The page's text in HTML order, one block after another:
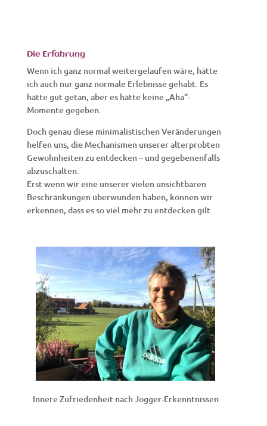
Die Erfahrung
Wenn ich ganz normal weitergelaufen wäre, hätte
ich auch nur ganz normale Erlebnisse gehabt. Es
hätte gut getan, aber es hätte keine „Aha“-
Momente gegeben.
Doch genau diese minimalistischen Veränderungen
helfen uns, die Mechanismen unserer alterprobten
Gewohnheiten zu entdecken – und gegebenenfalls
abzuschalten.
Erst wenn wir eine unserer vielen unsichtbaren
Beschränkungen überwunden haben, können wir
erkennen, dass es so viel mehr zu entdecken gilt.
Innere Zufriedenheit nach Jogger-Erkenntnissen